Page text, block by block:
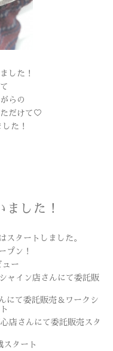
した！
らの
ただけて♡
た！
した！
タートしました。
プン！
ュー
ャイン店さんにて委託販
て委託販売＆ワークシ
店さんにて委託販売スタ
スタート